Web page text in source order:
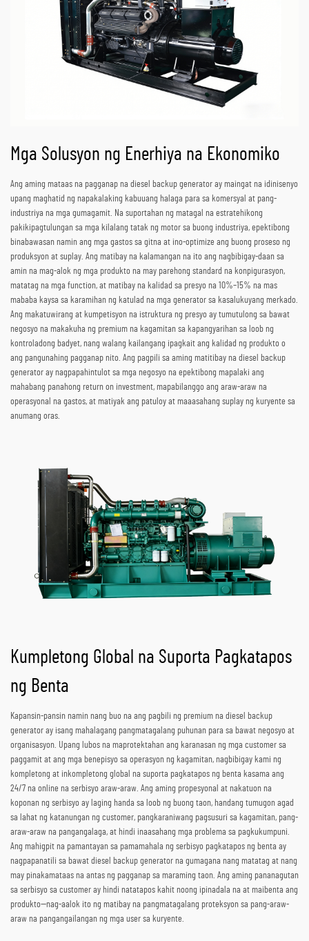
Mga Solusyon ng Enerhiya na Ekonomiko
Ang aming mataas na pagganap na diesel backup generator ay maingat na idinisenyo
upang maghatid ng napakalaking kabuuang halaga para sa komersyal at pang-
industriya na mga gumagamit. Na suportahan ng matagal na estratehikong
pakikipagtulungan sa mga kilalang tatak ng motor sa buong industriya, epektibong
binabawasan namin ang mga gastos sa gitna at ino-optimize ang buong proseso ng
produksyon at suplay. Ang matibay na kalamangan na ito ang nagbibigay-daan sa
amin na mag-alok ng mga produkto na may parehong standard na konpigurasyon,
matatag na mga function, at matibay na kalidad sa presyo na 10%–15% na mas
mababa kaysa sa karamihan ng katulad na mga generator sa kasalukuyang merkado.
Ang makatuwirang at kumpetisyon na istruktura ng presyo ay tumutulong sa bawat
negosyo na makakuha ng premium na kagamitan sa kapangyarihan sa loob ng
kontroladong badyet, nang walang kailangang ipagkait ang kalidad ng produkto o
ang pangunahing pagganap nito. Ang pagpili sa aming matitibay na diesel backup
generator ay nagpapahintulot sa mga negosyo na epektibong mapalaki ang
mahabang panahong return on investment, mapabilanggo ang araw-araw na
operasyonal na gastos, at matiyak ang patuloy at maaasahang suplay ng kuryente sa
anumang oras.
Kumpletong Global na Suporta Pagkatapos
ng Benta
Kapansin-pansin namin nang buo na ang pagbili ng premium na diesel backup
generator ay isang mahalagang pangmatagalang puhunan para sa bawat negosyo at
organisasyon. Upang lubos na maprotektahan ang karanasan ng mga customer sa
paggamit at ang mga benepisyo sa operasyon ng kagamitan, nagbibigay kami ng
kompletong at inkompletong global na suporta pagkatapos ng benta kasama ang
24/7 na online na serbisyo araw-araw. Ang aming propesyonal at nakatuon na
koponan ng serbisyo ay laging handa sa loob ng buong taon, handang tumugon agad
sa lahat ng katanungan ng customer, pangkaraniwang pagsusuri sa kagamitan, pang-
araw-araw na pangangalaga, at hindi inaasahang mga problema sa pagkukumpuni.
Ang mahigpit na pamantayan sa pamamahala ng serbisyo pagkatapos ng benta ay
nagpapanatili sa bawat diesel backup generator na gumagana nang matatag at nang
may pinakamataas na antas ng pagganap sa maraming taon. Ang aming pananagutan
sa serbisyo sa customer ay hindi natatapos kahit noong ipinadala na at maibenta ang
produkto—nag-aalok ito ng matibay na pangmatagalang proteksyon sa pang-araw-
araw na pangangailangan ng mga user sa kuryente.